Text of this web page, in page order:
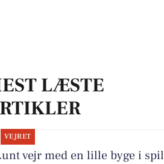
LÆSTE
VEJRET
vejr med en lille byge i spil